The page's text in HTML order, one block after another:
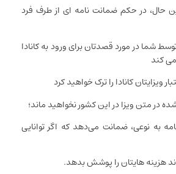
حال، در حکم ضمانت‌‌ نامه‌ ای از طرف فرد
شما در مورد قصدتان برای ورود به کانادا
کند
ویزایتان کانادا را ترک خواهید کرد
در متن ویزا در این کشور نخواهید ماند؛
به نوعی، ضمانت می‌دهد که اگر توانایی
هزینه‌ هایتان را پوشش بدهد.